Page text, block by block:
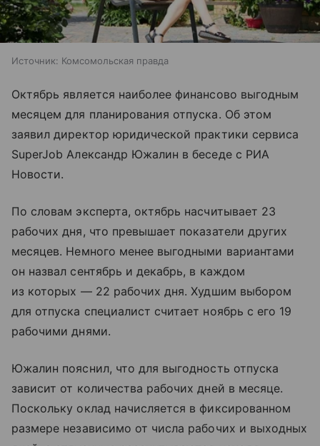
Источник: Комсомольская правда
Октябрь является наиболее финансово выгодным
месяцем для планирования отпуска. Об этом
заявил директор юридической практики сервиса
SuperJob Александр Южалин в беседе с РИА
Новости.
По словам эксперта, октябрь насчитывает 23
рабочих дня, что превышает показатели других
месяцев. Немного менее выгодными вариантами
он назвал сентябрь и декабрь, в каждом
из которых — 22 рабочих дня. Худшим выбором
для отпуска специалист считает ноябрь с его 19
рабочими днями.
Южалин пояснил, что для выгодность отпуска
зависит от количества рабочих дней в месяце.
Поскольку оклад начисляется в фиксированном
размере независимо от числа рабочих и выходных